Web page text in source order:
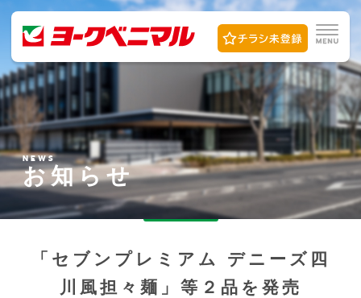
NEWS
お知らせ
「セブンプレミアム デニーズ四
川風担々麺」等２品を発売